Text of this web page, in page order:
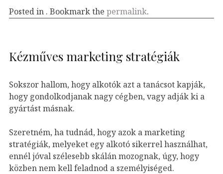
Posted in . Bookmark the permalink.
Kézműves marketing stratégiák
Sokszor hallom, hogy alkotók azt a tanácsot kapják,
hogy gondolkodjanak nagy cégben, vagy adják ki a
gyártást másnak.
Szeretném, ha tudnád, hogy azok a marketing
stratégiák, melyeket egy alkotó sikerrel használhat,
ennél jóval szélesebb skálán mozognak, úgy, hogy
közben nem kell feladnod a személyiséged.